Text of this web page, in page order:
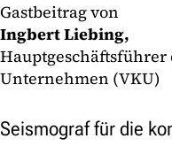
Gastbeitrag von
Ingbert Liebing,
Hauptgeschäftsführer
Unternehmen (VKU)
Seismograf für die